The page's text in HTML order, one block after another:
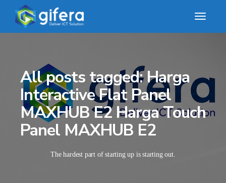
All posts tagged: Harga
Interactive Flat Panel
MAXHUB E2 Harga Touch
Panel MAXHUB E2
The hardest part of starting up is starting out.